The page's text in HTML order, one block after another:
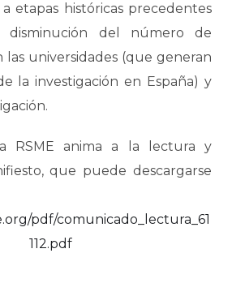
etapas históricas precedentes
disminución del número de
las universidades (que generan
la investigación en España) y
RSME anima a la lectura y
que puede descargarse
pdf/comunicado_lectura_61
112.pdf